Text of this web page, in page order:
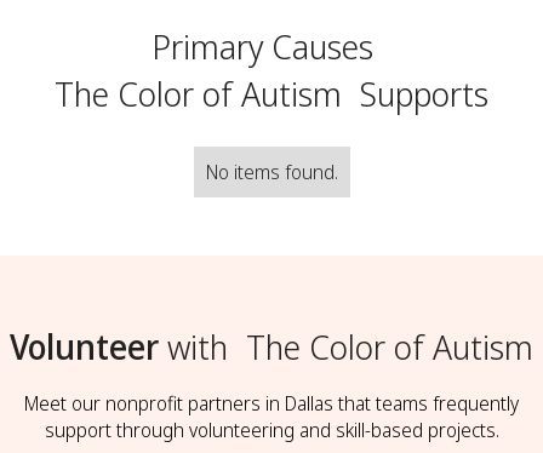
Primary Causes
The Color of Autism Supports
No items found.
Volunteerwith The Color of Autism
Meet our nonprofit partners in Dallas that teams frequently
support through volunteering and skill-based projects.